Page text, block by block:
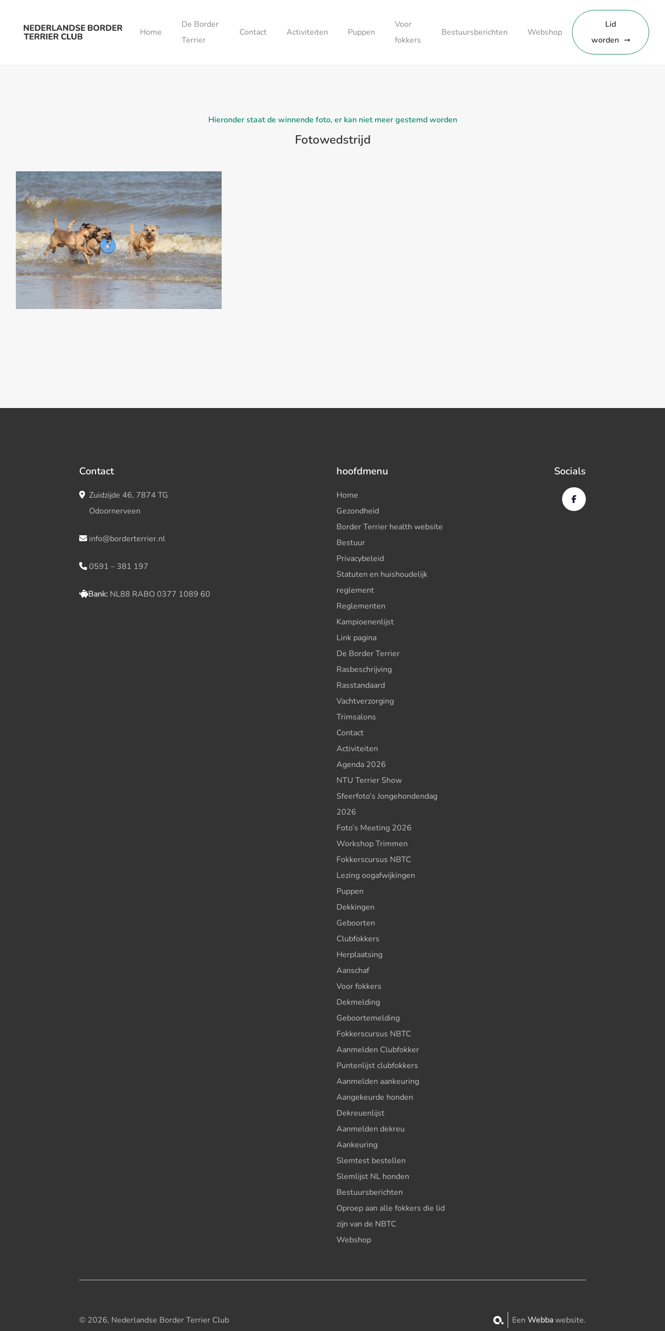
Home
De Border
Terrier
Contact Activiteiten Puppen
Voor
fokkers
Bestuursberichten Webshop
Lid
worden
Hieronder staat de winnende foto, er kan niet meer gestemd worden
Fotowedstrijd
Contact
Zuidzijde 46, 7874 TG
Odoornerveen
info@borderterrier.nl
0591 – 381 197
Bank: NL88 RABO 0377 1089 60
hoofdmenu
Home
Gezondheid
Border Terrier health website
Bestuur
Privacybeleid
Statuten en huishoudelijk
reglement
Reglementen
Kampioenenlijst
Link pagina
De Border Terrier
Rasbeschrijving
Rasstandaard
Vachtverzorging
Trimsalons
Contact
Activiteiten
Agenda 2026
NTU Terrier Show
Sfeerfoto’s Jongehondendag
2026
Foto’s Meeting 2026
Workshop Trimmen
Fokkerscursus NBTC
Lezing oogafwijkingen
Puppen
Dekkingen
Geboorten
Clubfokkers
Herplaatsing
Aanschaf
Voor fokkers
Dekmelding
Geboortemelding
Fokkerscursus NBTC
Aanmelden Clubfokker
Puntenlijst clubfokkers
Aanmelden aankeuring
Aangekeurde honden
Dekreuenlijst
Aanmelden dekreu
Aankeuring
Slemtest bestellen
Slemlijst NL honden
Bestuursberichten
Oproep aan alle fokkers die lid
zijn van de NBTC
Webshop
Socials
© 2026, Nederlandse Border Terrier Club EenWebbawebsite.